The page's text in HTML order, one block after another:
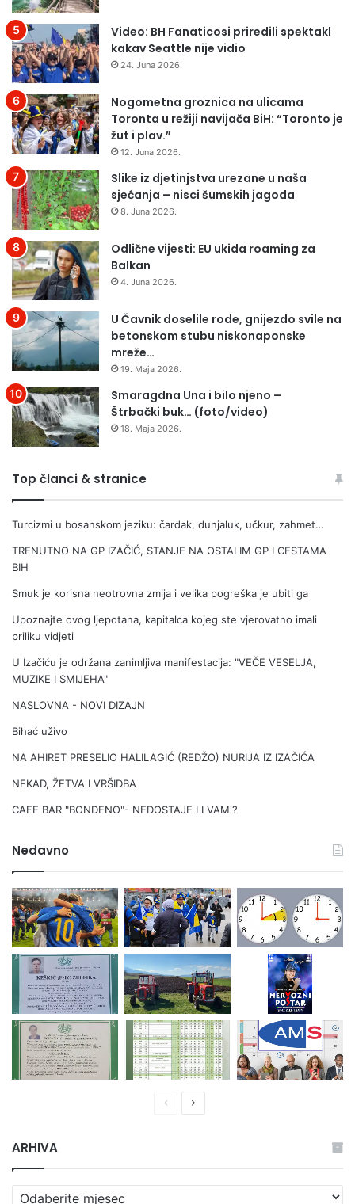
Video: BH Fanaticosi priredili spektakl
kakav Seattle nije vidio
24. Juna 2026.
Nogometna groznica na ulicama
Toronta u režiji navijača BiH: “Toronto je
žut i plav.”
12. Juna 2026.
Slike iz djetinjstva urezane u naša
sjećanja – nisci šumskih jagoda
8. Juna 2026.
Odlične vijesti: EU ukida roaming za
Balkan
4. Juna 2026.
U Čavnik doselile rode, gnijezdo svile na
betonskom stubu niskonaponske
mreže…
19. Maja 2026.
Smaragdna Una i bilo njeno –
Štrbački buk… (foto/video)
18. Maja 2026.
Top članci & stranice
Turcizmi u bosanskom jeziku: čardak, dunjaluk, učkur, zahmet…
TRENUTNO NA GP IZAČIĆ, STANJE NA OSTALIM GP I CESTAMA
BIH
Smuk je korisna neotrovna zmija i velika pogreška je ubiti ga
Upoznajte ovog ljepotana, kapitalca kojeg ste vjerovatno imali
priliku vidjeti
U Izačiću je održana zanimljiva manifestacija: "VEČE VESELJA,
MUZIKE I SMIJEHA"
NASLOVNA - NOVI DIZAJN
Bihać uživo
NA AHIRET PRESELIO HALILAGIĆ (REDŽO) NURIJA IZ IZAČIĆA
NEKAD, ŽETVA I VRŠIDBA
CAFE BAR "BONDENO"- NEDOSTAJE LI VAM'?
Nedavno
PrethodnaNaredna
ARHIVA
ARHIVA